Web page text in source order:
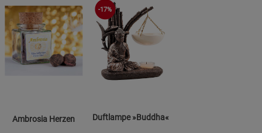
Ambrosia Herzen
-17%
Duftlampe »Buddha«